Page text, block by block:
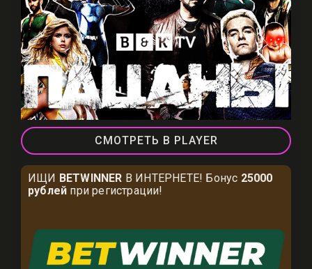
СМОТРЕТЬ В PLAYER
ИЩИ BETWINNER В ИНТЕРНЕТЕ! Бонус 25000
рублей при регистрации!